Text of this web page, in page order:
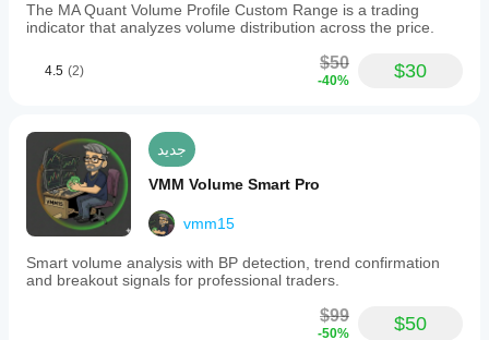
The MA Quant Volume Profile Custom Range is a trading
indicator that analyzes volume distribution across the price.
4.5 (2) $50
-40% $30
جديد
VMM Volume Smart Pro
vmm15
Smart volume analysis with BP detection, trend confirmation
and breakout signals for professional traders.
$99
-50% $50